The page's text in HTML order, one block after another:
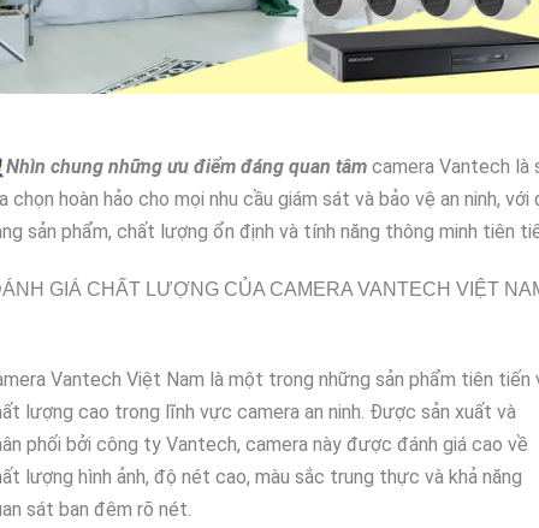
Nhìn chung những ưu điểm đáng quan tâm camera Vantech là
chọn hoàn hảo cho mọi nhu cầu giám sát và bảo vệ an ninh, với
sản phẩm, chất lượng ổn định và tính năng thông minh tiên
GIÁ CHẤT LƯỢNG CỦA CAMERA VANTECH VIỆT
Vantech Việt Nam là một trong những sản phẩm tiên tiến
lượng cao trong lĩnh vực camera an ninh. Được sản xuất và
phối bởi công ty Vantech, camera này được đánh giá cao về
lượng hình ảnh, độ nét cao, màu sắc trung thực và khả năng
sát ban đêm rõ nét.